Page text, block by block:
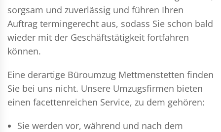
sorgsam und zuverlässig und führen Ihren
Auftrag termingerecht aus, sodass Sie schon bald
wieder mit der Geschäftstätigkeit fortfahren
können.
Eine derartige Büroumzug Mettmenstetten finden
Sie bei uns nicht. Unsere Umzugsfirmen bieten
einen facettenreichen Service, zu dem gehören:
Sie werden vor, während und nach dem